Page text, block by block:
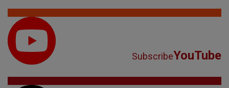
SubscribeYouTube